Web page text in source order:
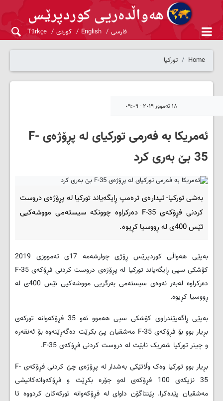
فارسی English کوردی Türkçe
Home تورکیا
١٨ تەمووز ٢٠١٩ - ٠٩:٠٩
ئەمریکا بە فەرمی تورکیای لە پڕۆژەی F-
35 بێ بەری کرد
بەشی تورکیا- ئیدارەی ترەمپ ڕایگەیاند تورکیا لە پڕۆژەی دروست
کردنی فڕۆکەی F-35 دەرکراوە چوونکە سیستەمی مووشەکیی
ئێس 400ی لە ڕووسیا کڕیوە.
بەپێی هەواڵی کوردپرێس ڕۆژی چوارشەمە 17ی تەمووزی 2019
کۆشکی سپی ڕایگەیاند تورکیا لە پڕۆژەی دروست کردنی فڕۆکەی F-35
دەرکراوە لەبەر ئەوەی سیستەمی بەرگریی مووشەکیی ئێس 400ی لە
ڕووسیا کڕیوە.
بەپێی ڕاگەیێندراوی کۆشکی سپی هەموو ئەو 35 فڕۆکەوانە تورکەی
بڕیار بوو بۆ فڕۆکەی F-35 مەشقیان پێ بکرێت دەگەڕێنەوە بۆ ئەنقەرە
و چیتر تورکیا شەریک نابێت لە دروست کردنی فڕۆکەی F-35.
بڕیار بوو تورکیا وەک وڵاتێکی بەشدار لە پڕۆژەی چێ کردنی فڕۆکەی F-
35 نزیکەی 100 فڕۆکەی لەو جۆرە بکڕێت و فڕۆکەوانەکانیشی
مەشقیان پێدەکرا. پێنتاگۆن داوای لە فڕۆکەوانە تورکەکان کردووە تا